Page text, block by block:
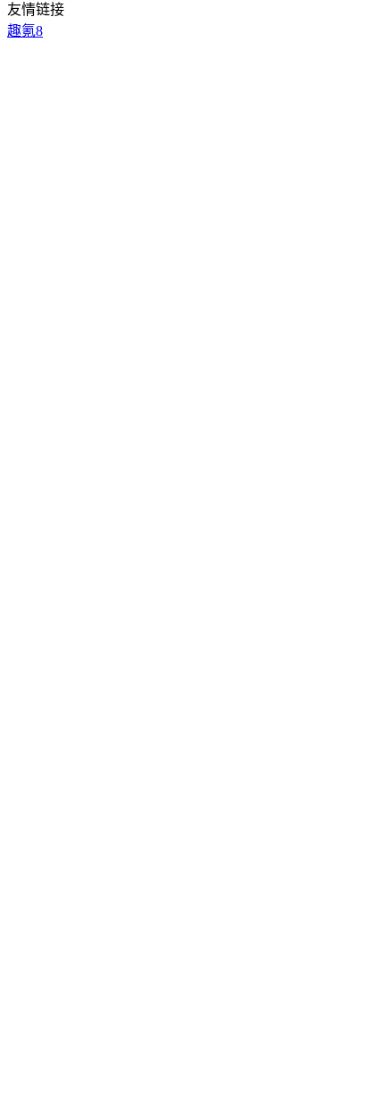
友情链接
趣氪8